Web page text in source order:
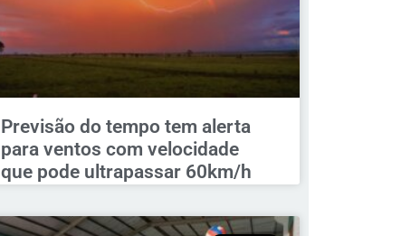
Previsão do tempo tem alerta
para ventos com velocidade
que pode ultrapassar 60km/h